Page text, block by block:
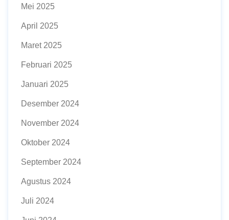
Mei 2025
April 2025
Maret 2025
Februari 2025
Januari 2025
Desember 2024
November 2024
Oktober 2024
September 2024
Agustus 2024
Juli 2024